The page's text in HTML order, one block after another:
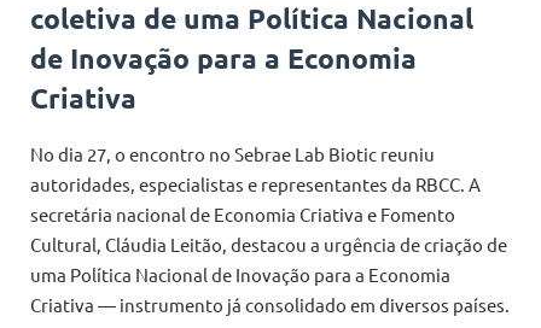
coletiva de uma Política Nacional
de Inovação para a Economia
Criativa
No dia 27, o encontro no Sebrae Lab Biotic reuniu
autoridades, especialistas e representantes da RBCC. A
secretária nacional de Economia Criativa e Fomento
Cultural, Cláudia Leitão, destacou a urgência de criação de
uma Política Nacional de Inovação para a Economia
Criativa — instrumento já consolidado em diversos países.